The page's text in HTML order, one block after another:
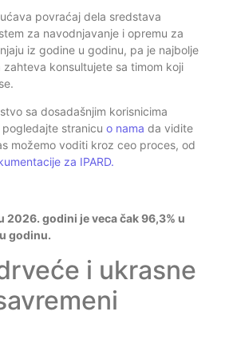
povraćaj dela sredstava
za navodnjavanje i opremu za
iz godine u godinu, pa je najbolje
konsultujete sa timom koji
sa dosadašnjim korisnicima
stranicu o nama da vidite
možemo voditi kroz ceo proces, od
za IPARD.
2026. godini je veca čak 96,3% u
godinu.
i ukrasne